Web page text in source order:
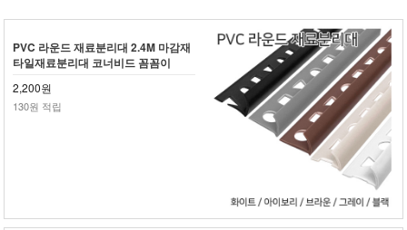
PVC 라운드 재료분리대 2.4M 마감재
타일재료분리대 코너비드 꼼꼼이
2,200원
130원 적립